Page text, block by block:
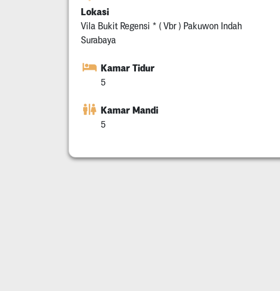
Lokasi
Vila Bukit Regensi * ( Vbr ) Pakuwon Indah
Surabaya
Kamar Tidur
5
Kamar Mandi
5